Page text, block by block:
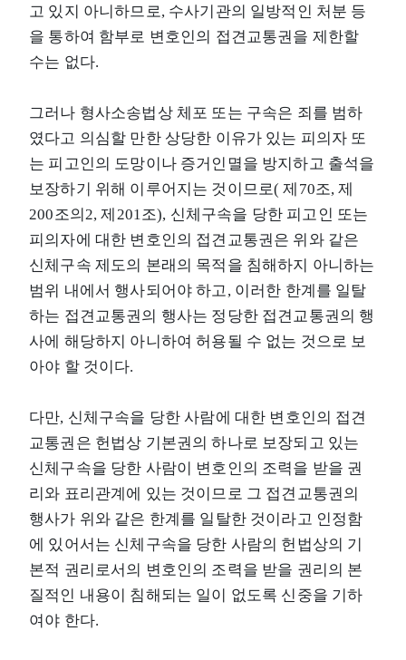
고 있지 아니하므로, 수사기관의 일방적인 처분 등
을 통하여 함부로 변호인의 접견교통권을 제한할
수는 없다.
그러나 형사소송법상 체포 또는 구속은 죄를 범하
였다고 의심할 만한 상당한 이유가 있는 피의자 또
는 피고인의 도망이나 증거인멸을 방지하고 출석을
보장하기 위해 이루어지는 것이므로( 제70조, 제
200조의2, 제201조), 신체구속을 당한 피고인 또는
피의자에 대한 변호인의 접견교통권은 위와 같은
신체구속 제도의 본래의 목적을 침해하지 아니하는
범위 내에서 행사되어야 하고, 이러한 한계를 일탈
하는 접견교통권의 행사는 정당한 접견교통권의 행
사에 해당하지 아니하여 허용될 수 없는 것으로 보
아야 할 것이다.
다만, 신체구속을 당한 사람에 대한 변호인의 접견
교통권은 헌법상 기본권의 하나로 보장되고 있는
신체구속을 당한 사람이 변호인의 조력을 받을 권
리와 표리관계에 있는 것이므로 그 접견교통권의
행사가 위와 같은 한계를 일탈한 것이라고 인정함
에 있어서는 신체구속을 당한 사람의 헌법상의 기
본적 권리로서의 변호인의 조력을 받을 권리의 본
질적인 내용이 침해되는 일이 없도록 신중을 기하
여야 한다.